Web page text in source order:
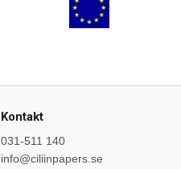
Kontakt
031-511 140
info@ciliinpapers.se